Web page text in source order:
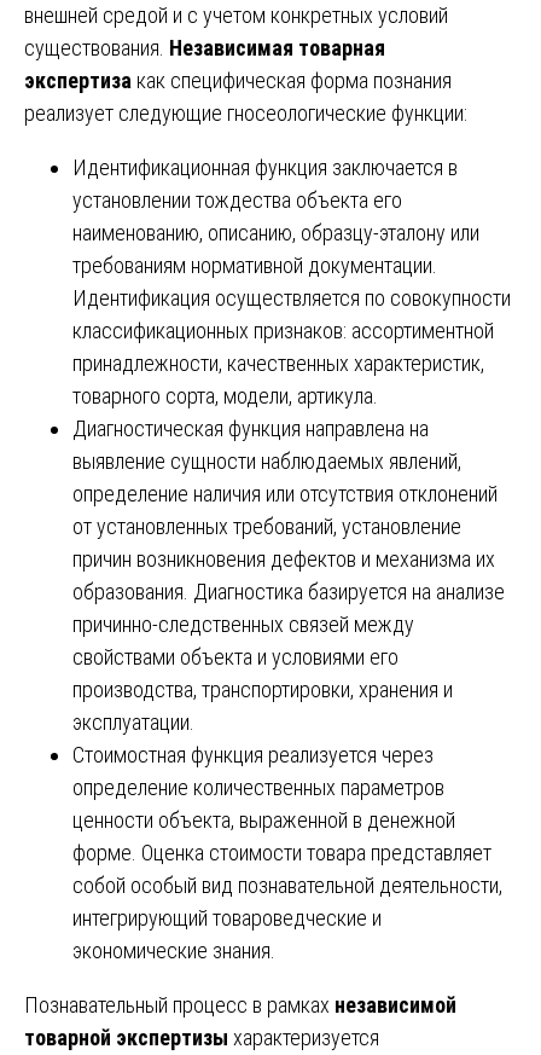
внешней средой и с учетом конкретных условий
существования. Независимая товарная
экспертиза как специфическая форма познания
реализует следующие гносеологические функции:
Идентификационная функция заключается в
установлении тождества объекта его
наименованию, описанию, образцу-эталону или
требованиям нормативной документации.
Идентификация осуществляется по совокупности
классификационных признаков: ассортиментной
принадлежности, качественных характеристик,
товарного сорта, модели, артикула.
Диагностическая функция направлена на
выявление сущности наблюдаемых явлений,
определение наличия или отсутствия отклонений
от установленных требований, установление
причин возникновения дефектов и механизма их
образования. Диагностика базируется на анализе
причинно-следственных связей между
свойствами объекта и условиями его
производства, транспортировки, хранения и
эксплуатации.
Стоимостная функция реализуется через
определение количественных параметров
ценности объекта, выраженной в денежной
форме. Оценка стоимости товара представляет
собой особый вид познавательной деятельности,
интегрирующий товароведческие и
экономические знания.
Познавательный процесс в рамках независимой
товарной экспертизы характеризуется